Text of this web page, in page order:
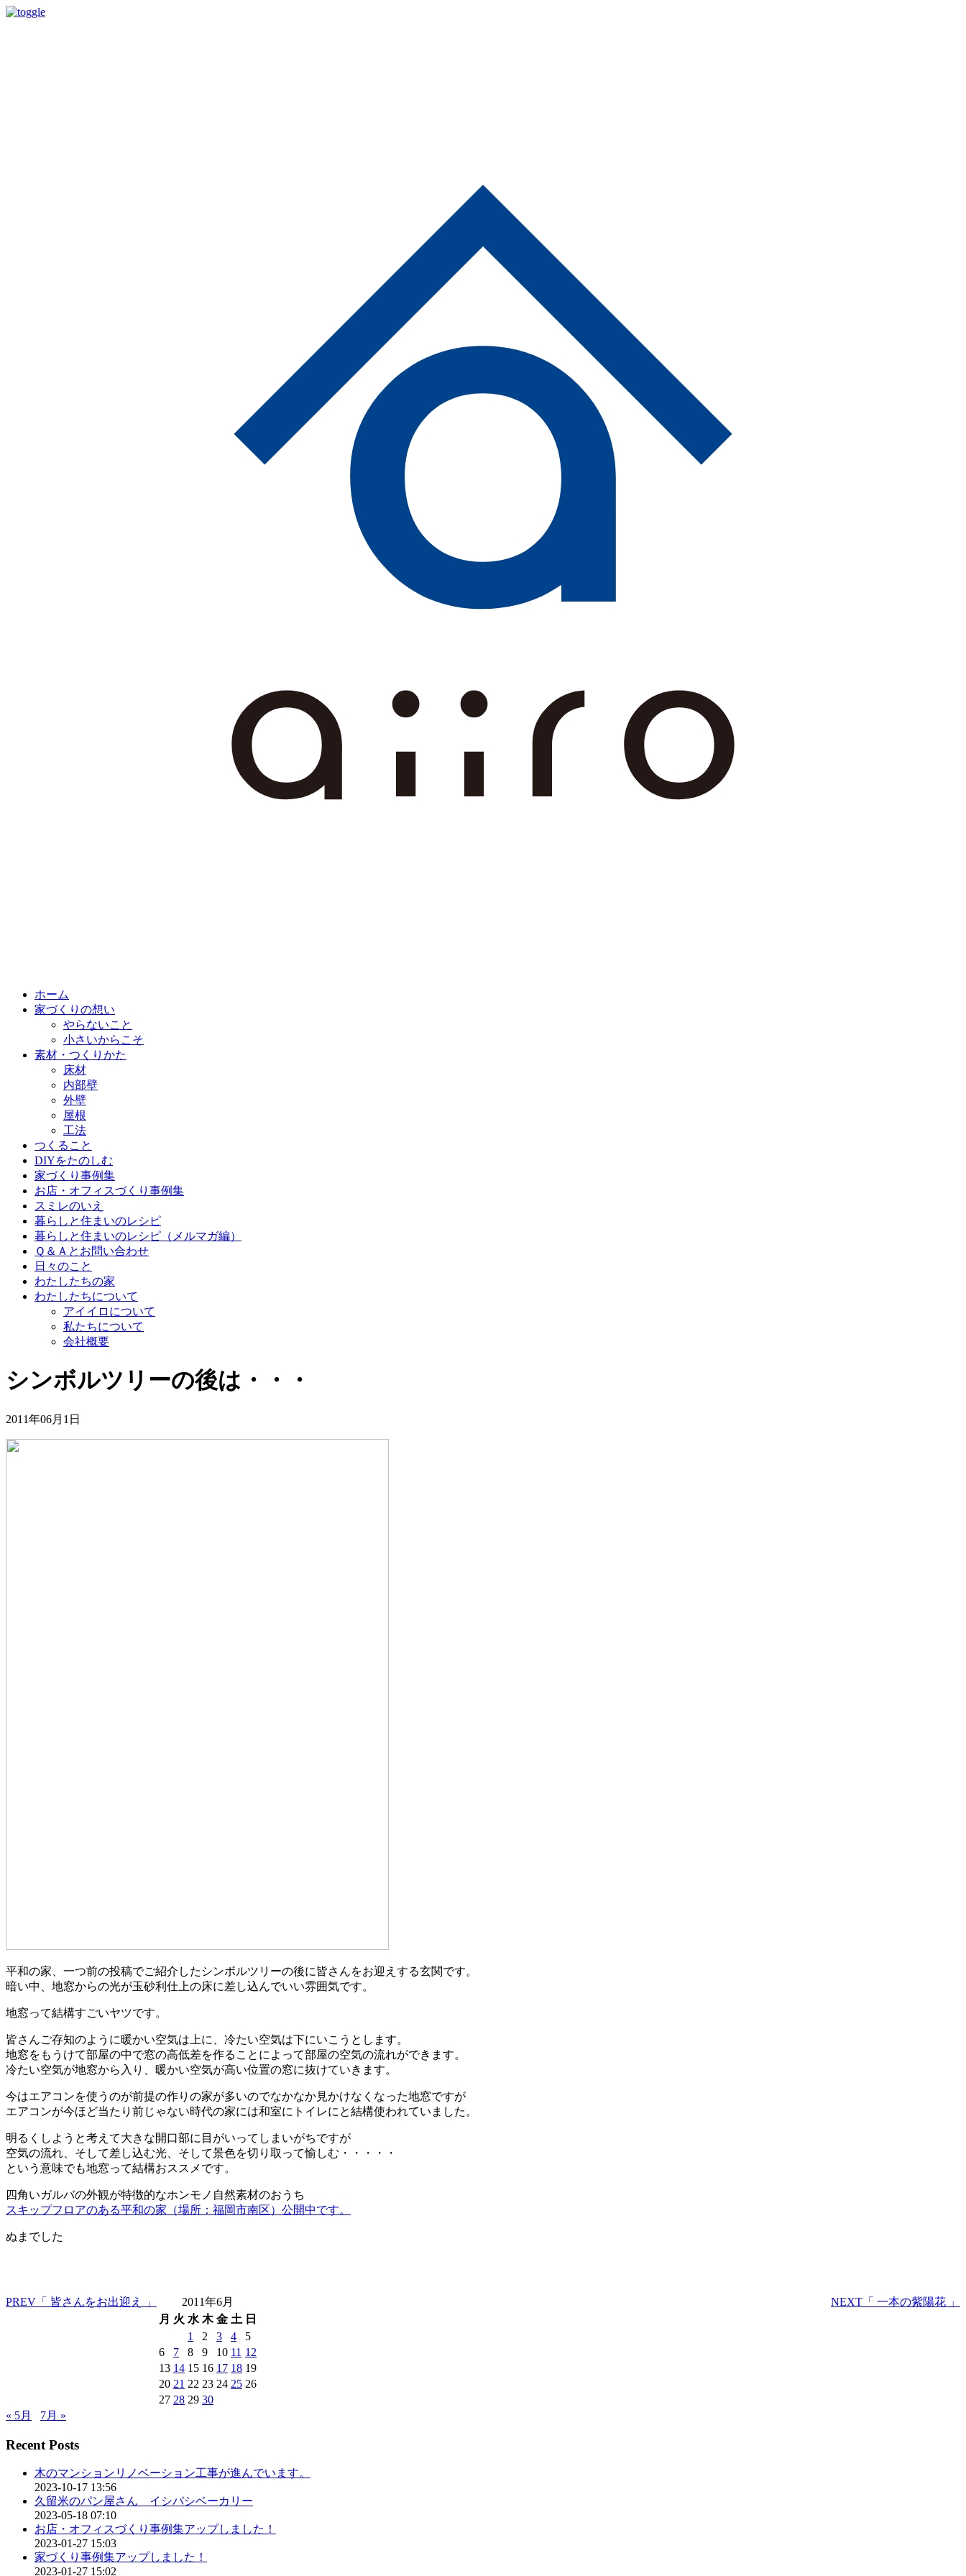
ホーム
家づくりの想い
やらないこと
小さいからこそ
素材・つくりかた
床材
内部壁
外壁
屋根
工法
つくること
DIYをたのしむ
家づくり事例集
お店・オフィスづくり事例集
スミレのいえ
暮らしと住まいのレシピ
暮らしと住まいのレシピ（メルマガ編）
Ｑ＆Ａとお問い合わせ
日々のこと
わたしたちの家
わたしたちについて
アイイロについて
私たちについて
会社概要
シンボルツリーの後は・・・
2011年06月1日
平和の家、一つ前の投稿でご紹介したシンボルツリーの後に皆さんをお迎えする玄関です。
暗い中、地窓からの光が玉砂利仕上の床に差し込んでいい雰囲気です。
地窓って結構すごいヤツです。
皆さんご存知のように暖かい空気は上に、冷たい空気は下にいこうとします。
地窓をもうけて部屋の中で窓の高低差を作ることによって部屋の空気の流れができます。
冷たい空気が地窓から入り、暖かい空気が高い位置の窓に抜けていきます。
今はエアコンを使うのが前提の作りの家が多いのでなかなか見かけなくなった地窓ですが
エアコンが今ほど当たり前じゃない時代の家には和室にトイレにと結構使われていました。
明るくしようと考えて大きな開口部に目がいってしまいがちですが
空気の流れ、そして差し込む光、そして景色を切り取って愉しむ・・・・・
という意味でも地窓って結構おススメです。
四角いガルバの外観が特徴的なホンモノ自然素材のおうち
スキップフロアのある平和の家（場所：福岡市南区）公開中です。
ぬまでした
PREV 「 皆さんをお出迎え 」 NEXT 「 一本の紫陽花 」
2011年6月
月 火 水 木 金 土 日
1
2 3 4
5
6
7 8 9 10 11 12
13 14 15 16 17 18 19
20 21 22 23 24 25 26
27 28 29 30
« 5月
7月 »
Recent Posts
木のマンションリノベーション工事が進んでいます。
2023-10-17 13:56
久留米のパン屋さん イシバシベーカリー
2023-05-18 07:10
お店・オフィスづくり事例集アップしました！
2023-01-27 15:03
家づくり事例集アップしました！
2023-01-27 15:02